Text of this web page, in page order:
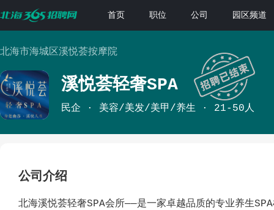
首页 职位 公司 园区频道
北海市海城区溪悦荟按摩院
溪悦荟轻奢SPA
民企 美容/美发/美甲/养生 21-50人
公司介绍
北海溪悦荟轻奢SPA会所——是一家卓越品质的专业养生